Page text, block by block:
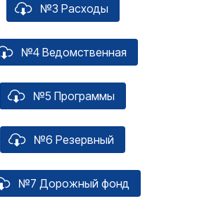
№3 Расходы
№4 Ведомственная
№5 Программы
№6 Резервный
№7 Дорожный фонд